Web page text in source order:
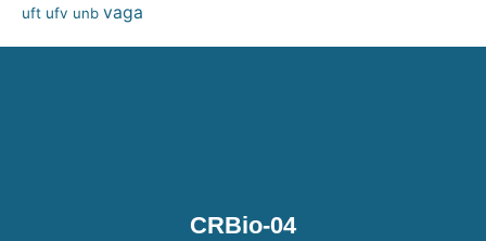
uft ufv unb vaga
CRBio-04